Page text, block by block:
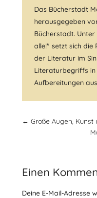
Das Bücherstadt
herausgegeben
Bücherstadt.
alle!" setzt sich
der Literatur im
Literaturbegriffs in
Aufbereitungen
← Große Augen, Kunst
Einen
Deine E-Mail-Adresse